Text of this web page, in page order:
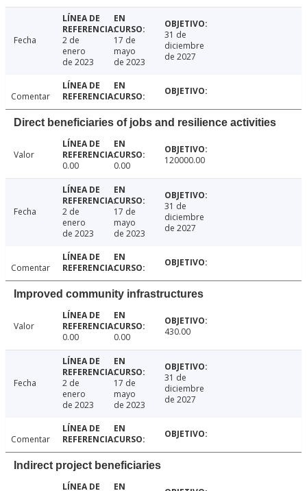
Fecha
2 de
enero
de 2023
17 de
mayo
de 2023
31 de
diciembre
de 2027
Comentar
Direct beneficiaries of jobs and resilience activities
Valor
0.00
0.00 120000.00
Fecha
2 de
enero
de 2023
17 de
mayo
de 2023
31 de
diciembre
de 2027
Comentar
Improved community infrastructures
Valor
0.00
0.00 430.00
Fecha
2 de
enero
de 2023
17 de
mayo
de 2023
31 de
diciembre
de 2027
Comentar
Indirect project beneficiaries